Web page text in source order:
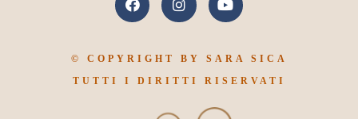
© COPYRIGHT BY SARA SICA
TUTTI I DIRITTI RISERVATI